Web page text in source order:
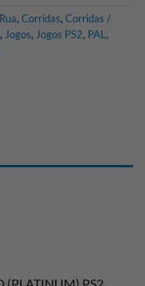
, Corridas, Corridas /
, Jogos, Jogos PS2, PAL,